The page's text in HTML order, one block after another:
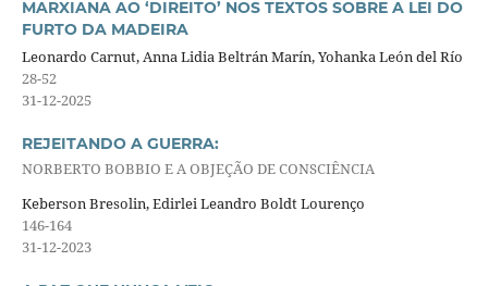
MARXIANA AO ‘DIREITO’ NOS TEXTOS SOBRE A LEI DO
FURTO DA MADEIRA
Leonardo Carnut, Anna Lidia Beltrán Marín, Yohanka León del Río
28-52
31-12-2025
REJEITANDO A GUERRA:
NORBERTO BOBBIO E A OBJEÇÃO DE CONSCIÊNCIA
Keberson Bresolin, Edirlei Leandro Boldt Lourenço
146-164
31-12-2023